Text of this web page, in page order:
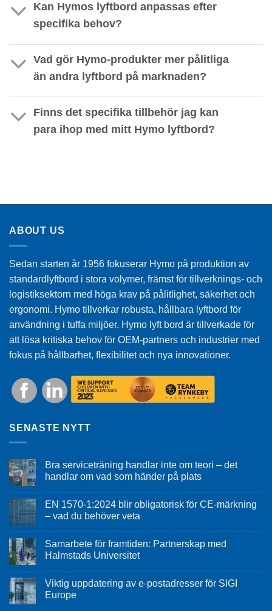
Kan Hymos lyftbord anpassas efter
specifika behov?
Vad gör Hymo-produkter mer pålitliga
än andra lyftbord på marknaden?
Finns det specifika tillbehör jag kan
para ihop med mitt Hymo lyftbord?
ABOUT US
Sedan starten år 1956 fokuserar Hymo på produktion av
standardlyftbord i stora volymer, främst för tillverknings- och
logistiksektorn med höga krav på pålitlighet, säkerhet och
ergonomi. Hymo tillverkar robusta, hållbara lyftbord för
användning i tuffa miljöer. Hymo lyft bord är tillverkade för
att lösa kritiska behov för OEM-partners och industrier med
fokus på hållbarhet, flexibilitet och nya innovationer.
SENASTE NYTT
Bra serviceträning handlar inte om teori – det
handlar om vad som händer på plats
EN 1570-1:2024 blir obligatorisk för CE-märkning
– vad du behöver veta
Samarbete för framtiden: Partnerskap med
Halmstads Universitet
Viktig uppdatering av e-postadresser för SIGI
Europe